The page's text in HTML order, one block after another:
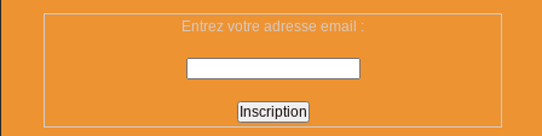
Entrez votre adresse email :